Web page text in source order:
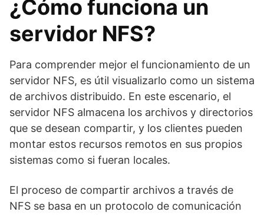
¿Cómo funciona un
servidor NFS?
Para comprender mejor el funcionamiento de un
servidor NFS, es útil visualizarlo como un sistema
de archivos distribuido. En este escenario, el
servidor NFS almacena los archivos y directorios
que se desean compartir, y los clientes pueden
montar estos recursos remotos en sus propios
sistemas como si fueran locales.
El proceso de compartir archivos a través de
NFS se basa en un protocolo de comunicación